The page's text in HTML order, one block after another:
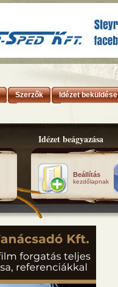
Szerzők Idézet beküldése
Idézet beágyazása
Beállítás
kezdőlapnak